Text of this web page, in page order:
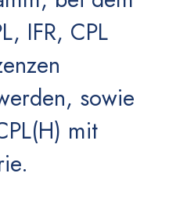
IFR, CPL
sowie
mit